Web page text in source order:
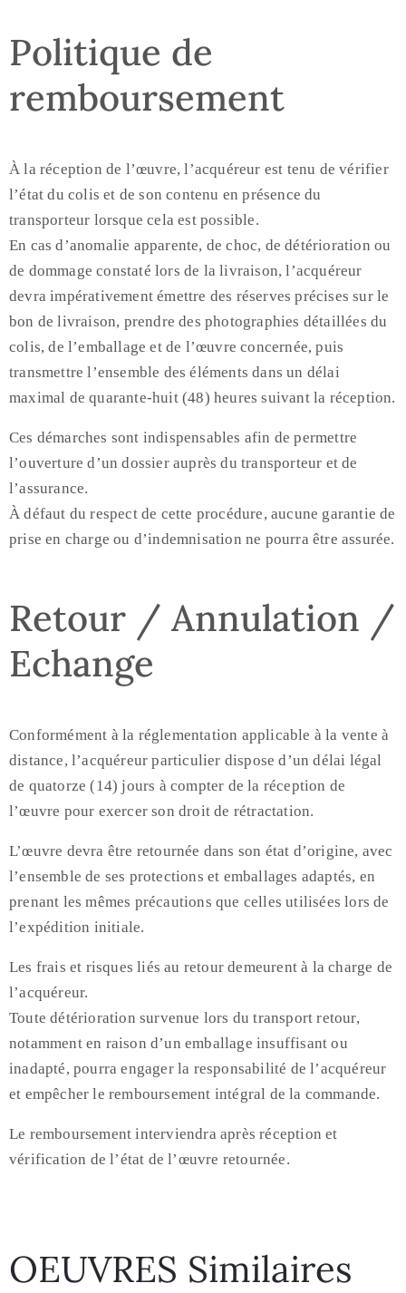
Politique de
remboursement
À la réception de l’œuvre, l’acquéreur est tenu de vérifier
l’état du colis et de son contenu en présence du
transporteur lorsque cela est possible.
En cas d’anomalie apparente, de choc, de détérioration ou
de dommage constaté lors de la livraison, l’acquéreur
devra impérativement émettre des réserves précises sur le
bon de livraison, prendre des photographies détaillées du
colis, de l’emballage et de l’œuvre concernée, puis
transmettre l’ensemble des éléments dans un délai
maximal de quarante-huit (48) heures suivant la réception.
Ces démarches sont indispensables afin de permettre
l’ouverture d’un dossier auprès du transporteur et de
l’assurance.
À défaut du respect de cette procédure, aucune garantie de
prise en charge ou d’indemnisation ne pourra être assurée.
Retour / Annulation /
Echange
Conformément à la réglementation applicable à la vente à
distance, l’acquéreur particulier dispose d’un délai légal
de quatorze (14) jours à compter de la réception de
l’œuvre pour exercer son droit de rétractation.
L’œuvre devra être retournée dans son état d’origine, avec
l’ensemble de ses protections et emballages adaptés, en
prenant les mêmes précautions que celles utilisées lors de
l’expédition initiale.
Les frais et risques liés au retour demeurent à la charge de
l’acquéreur.
Toute détérioration survenue lors du transport retour,
notamment en raison d’un emballage insuffisant ou
inadapté, pourra engager la responsabilité de l’acquéreur
et empêcher le remboursement intégral de la commande.
Le remboursement interviendra après réception et
vérification de l’état de l’œuvre retournée.
OEUVRES Similaires